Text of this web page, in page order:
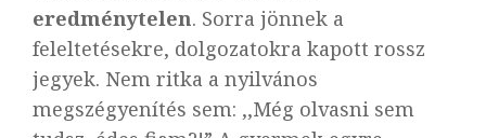
eredménytelen. Sorra jönnek a
feleltetésekre, dolgozatokra kapott rossz
jegyek. Nem ritka a nyilvános
megszégyenítés sem: ,,Még olvasni sem